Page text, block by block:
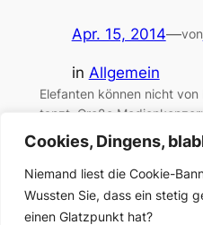
Cookies, Dingens,
Niemand liest die Cookie-
Wussten Sie, dass ein stetig
einen Glatzpunkt hat?
Apr. 15, 2014—von
in Allgemein
Elefanten können nicht von
tanzt. Große
Silicon-Valley-Startups
und innovativ wird. Oder
rechtlichen VRT in Belgien
Haltungsturnübung zu
schaffen, was öffentlich-